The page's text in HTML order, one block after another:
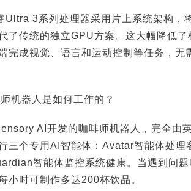
Ultra 3系列处理器采用片上系统架构，
了传统的独立GPU方案。这大幅降低
完成视觉、语言和运动控制等任务，无
机器人是如何工作的？
AI开发的咖啡师机器人，完全由
三个专用AI智能体：Avatar智能体处
智能体监控系统健康。当遇到问
小时可制作多达200杯饮品。